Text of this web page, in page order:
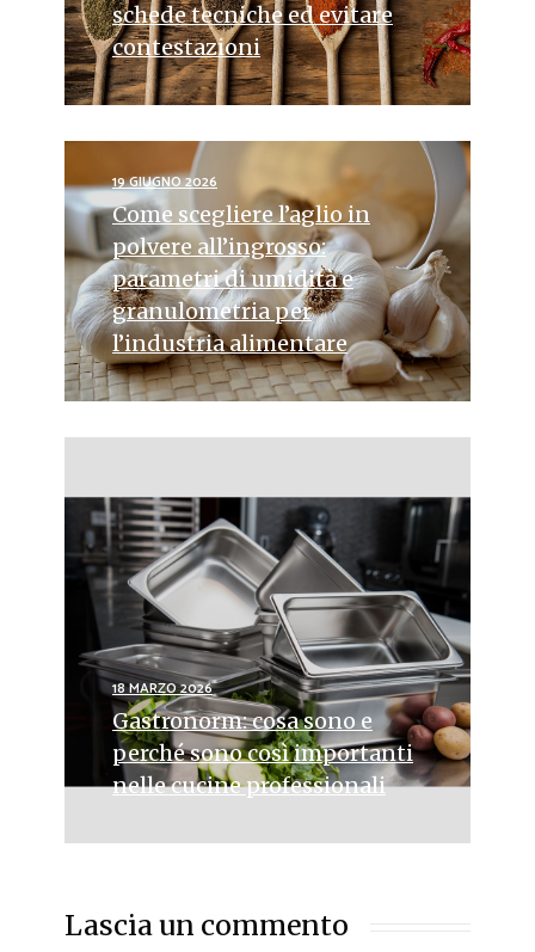
schede tecniche ed evitare
contestazioni
19 GIUGNO 2026
Come scegliere l’aglio in
polvere all’ingrosso:
parametri di umidità e
granulometria per
l’industria alimentare
18 MARZO 2026
Gastronorm: cosa sono e
perché sono così importanti
nelle cucine professionali
Lascia un commento